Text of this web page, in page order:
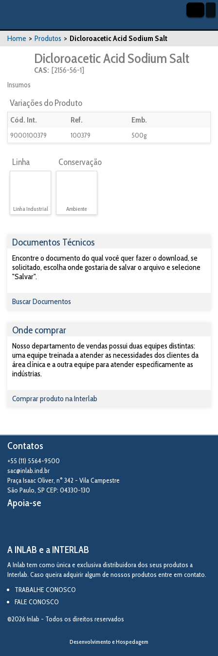
Home > Produtos > Dicloroacetic Acid Sodium Salt
Dicloroacetic Acid Sodium Salt
CAS: [2156-56-1]
Insumos
Variações do Produto
Cód. Int. Ref. Emb.
9000100379 100379 500g
Linha
Linha Industrial
Conservação
Ambiente
Documentos Técnicos
Encontre o documento do qual você quer fazer o download, se
solicitado, escolha onde gostaria de salvar o arquivo e selecione
"Salvar".
Buscar Documentos
Onde comprar
Nosso departamento de vendas possui duas equipes distintas:
uma equipe treinada a atender as necessidades dos clientes da
área clínica e a outra equipe para atender especificamente as
indústrias.
Comprar produto na Interlab
Contatos
+55 (11) 5564-9500
sac@inlab.ind.br
Praça Isaac Oliver, n° 342 - Vila Campestre
São Paulo, SP CEP: 04330-130
Apoia-se
A INLAB e a INTERLAB
A Inlab tem como única e exclusiva distribuidora dos seus produtos a
Interlab. Caso queira adquirir algum de nossos produtos entre em contato.
TRABALHE CONOSCO
FALE CONOSCO
©2026 Inlab - Todos os direitos reservados
Desenvolvimento e Hospedagem